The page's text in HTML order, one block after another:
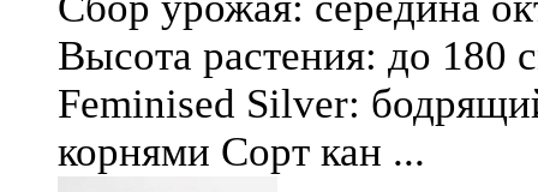
Высота растения: до 180
Feminised Silver:
корнями Сорт кан ...